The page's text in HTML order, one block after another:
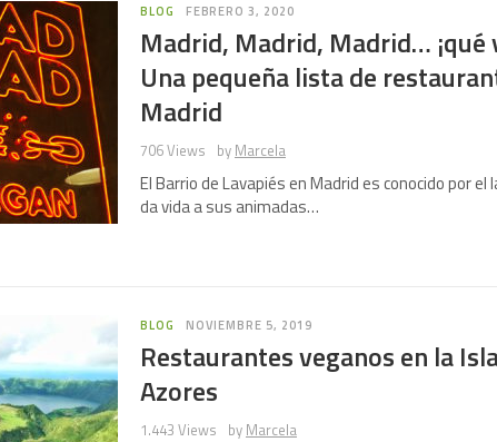
BLOG FEBRERO 3, 2020
Madrid, Madrid, Madrid… ¡qué
Una pequeña lista de
Madrid
706 Views by Marcela
El Barrio de Lavapiés en Madrid es conocido por
da vida a sus animadas…
BLOG NOVIEMBRE 5, 2019
Restaurantes veganos en la
Azores
1.443 Views by Marcela